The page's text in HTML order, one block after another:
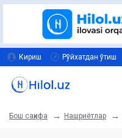
Кириш Рўйхатдан ўтиш
Бош саҳифа Нашриётлар